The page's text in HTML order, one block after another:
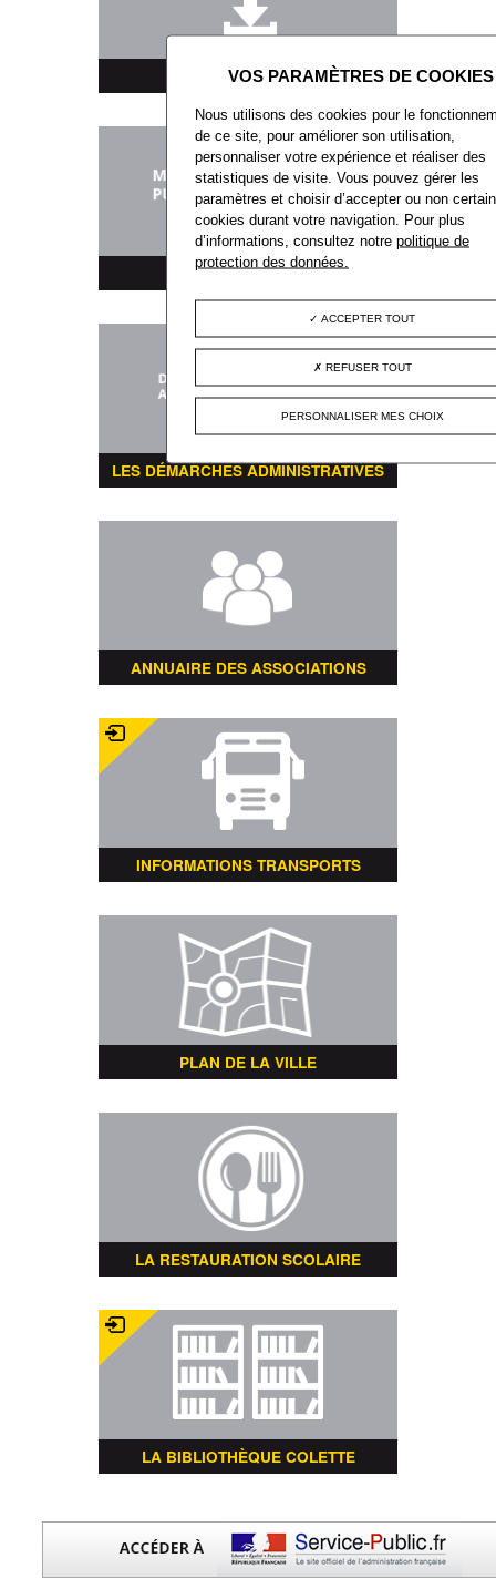
TÉLÉCHARGEMENT
MARCHÉS PUBLICS
LES DÉMARCHES ADMINISTRATIVES
ANNUAIRE DES ASSOCIATIONS
INFORMATIONS TRANSPORTS
PLAN DE LA VILLE
LA RESTAURATION SCOLAIRE
LA BIBLIOTHÈQUE COLETTE
Nous utilisons des cookies pour le
de ce site, pour améliorer son utilisation,
personnaliser votre expérience et réaliser des
statistiques de visite. Vous pouvez gérer les
paramètres et choisir d’accepter ou non
cookies durant votre navigation. Pour plus
d’informations, consultez notrepolitique de
protection des données.
ACCEPTER TOUT
REFUSER TOUT
PERSONNALISER MES CHOIX